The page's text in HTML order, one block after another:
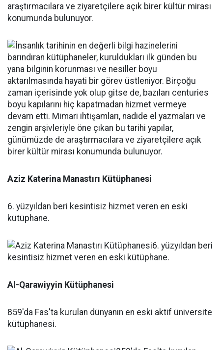
araştırmacılara ve ziyaretçilere açık birer kültür mirası
konumunda bulunuyor.
Aziz Katerina Manastırı Kütüphanesi
6. yüzyıldan beri kesintisiz hizmet veren en eski
kütüphane.
Al-Qarawiyyin Kütüphanesi
859'da Fas'ta kurulan dünyanın en eski aktif üniversite
kütüphanesi.